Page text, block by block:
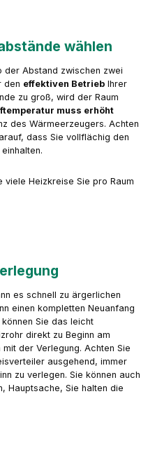
wählen
Abstand zwischen zwei
den effektiven Betrieb Ihrer
zu groß, wird der Raum
muss erhöht
des Wärmeerzeugers. Achten
dass Sie vollflächig den
Heizkreise Sie pro Raum
es schnell zu ärgerlichen
einen kompletten Neuanfang
Sie das leicht
direkt zu Beginn am
der Verlegung. Achten Sie
ausgehend, immer
zu verlegen. Sie können auch
Hauptsache, Sie halten die